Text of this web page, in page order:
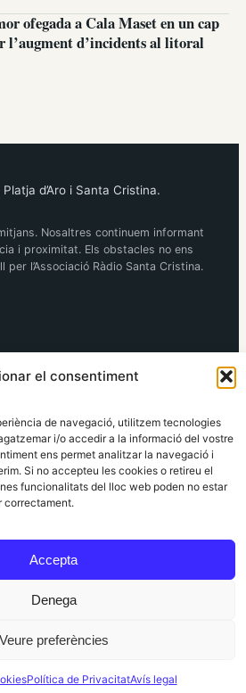
el consentiment
de navegació, utilitzem tecnologies
i/o accedir a la informació del vostre
ens permet analitzar la navegació i
Si no accepteu les cookies o retireu el
funcionalitats del lloc web poden no estar
correctament.
Accepta
Denega
Veure preferències
Política de PrivacitatAvís legal
ofegada a Cala Maset en un cap
l’augment d’incidents al litoral
d’Aro i Santa Cristina.
Nosaltres continuem informant
i proximitat. Els obstacles no ens
l’Associació Ràdio Santa Cristina.
local, clara i propera ·Accés administració